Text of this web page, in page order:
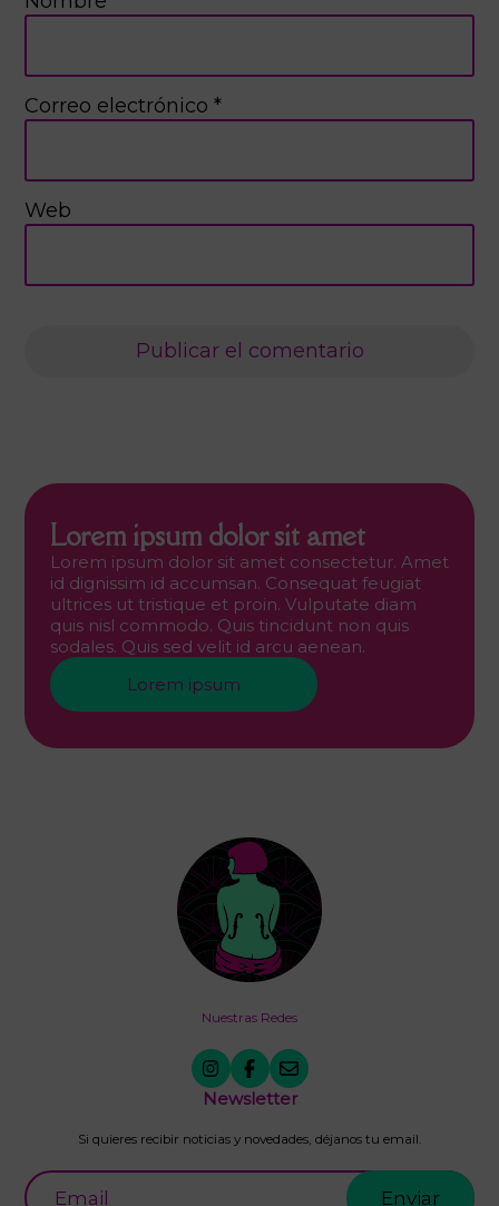
Correo electrónico *
Web
Lorem ipsum dolor sit amet
Lorem ipsum dolor sit amet consectetur. Amet
id dignissim id accumsan. Consequat feugiat
ultrices ut tristique et proin. Vulputate diam
quis nisl commodo. Quis tincidunt non quis
sodales. Quis sed velit id arcu aenean.
Lorem ipsum
Nuestras Redes
Newsletter
Si quieres recibir noticias y novedades, déjanos tu email.